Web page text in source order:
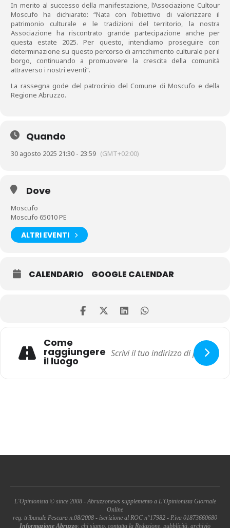
In merito al successo della manifestazione, l’Associazione Cultour
Moscufo ha dichiarato: “Nata con l’obiettivo di valorizzare il
patrimonio culturale e le tradizioni del territorio, la nostra
Associazione ha riscontrato grande partecipazione anche per
questa estate 2025. Per questo, intendiamo proseguire con
determinazione su questo percorso di arricchimento culturale per il
borgo, continuando a promuovere la crescita della comunità
attraverso i nostri eventi”.
La rassegna gode del patrocinio del Comune di Moscufo e della
Regione Abruzzo.
Quando
30 agosto 2025 21:30 - 23:59 (GMT+02:00)
Dove
Moscufo
Moscufo 65010 PE
ALTRI EVENTI
CALENDARIO GOOGLE CALENDAR
Come
raggiungere
il luogo
L'Opinionista © since 2008 - Abruzzonews supplemento a L'Opinionista Giornale
Online
reg. tribunale Pescara n.08/2008 - iscrizione al ROC n°17982 - P.iva 01873660680
Informazione Abruzzo: chi siamo, contatta la Redazione, pubblicità, archivio